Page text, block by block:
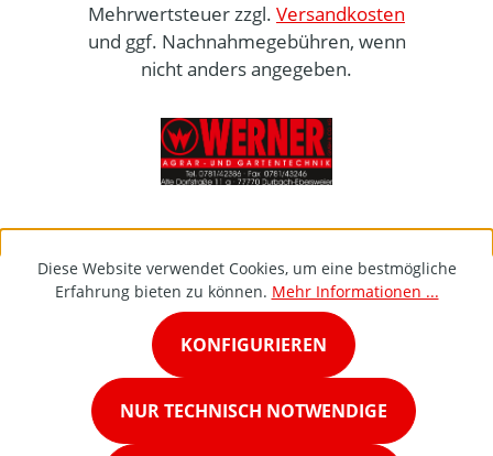
Mehrwertsteuer zzgl. Versandkosten
und ggf. Nachnahmegebühren, wenn
nicht anders angegeben.
Diese Website verwendet Cookies, um eine bestmögliche
Erfahrung bieten zu können. Mehr Informationen ...
NUR TECHNISCH NOTWENDIGE
KONFIGURIEREN